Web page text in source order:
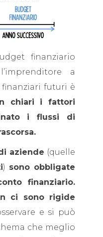
finanziario
a
futuri è
chiari i fattori
i flussi di
aziende (quelle
) sono obbligate
finanziario.
ci sono rigide
e si può
che meglio